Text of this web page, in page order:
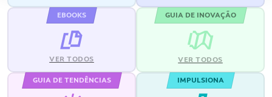
EBOOKS
VER TODOS
GUIA DE INOVAÇÃO
VER TODOS
GUIA DE TENDÊNCIAS IMPULSIONA